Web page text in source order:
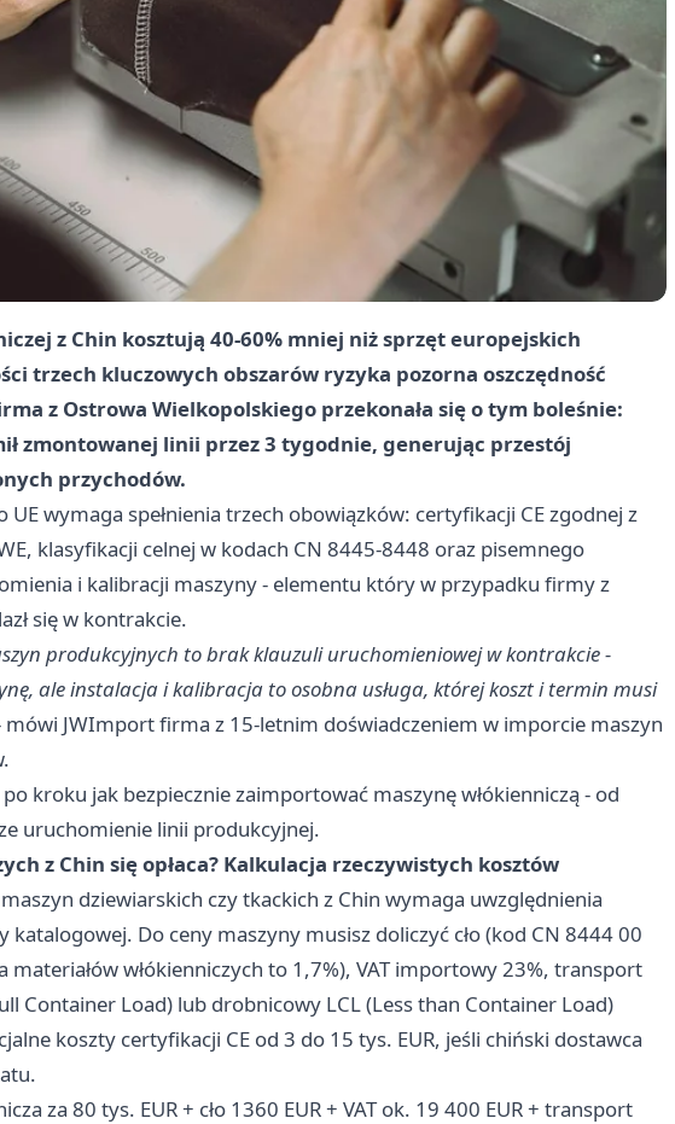
z Chin kosztują 40-60% mniej niż sprzęt europejskich
trzech kluczowych obszarów ryzyka pozorna oszczędność
z Ostrowa Wielkopolskiego przekonała się o tym boleśnie:
zmontowanej linii przez 3 tygodnie, generując przestój
przychodów.
wymaga spełnienia trzech obowiązków: certyfikacji CE zgodnej z
klasyfikacji celnej w kodach CN 8445-8448 oraz pisemnego
i kalibracji maszyny - elementu który w przypadku firmy z
się w kontrakcie.
produkcyjnych to brak klauzuli uruchomieniowej w kontrakcie -
ale instalacja i kalibracja to osobna usługa, której koszt i termin musi
mówi JWImport firma z 15-letnim doświadczeniem w imporcie maszyn
kroku jak bezpiecznie zaimportować maszynę włókienniczą - od
uruchomienie linii produkcyjnej.
z Chin się opłaca? Kalkulacja rzeczywistych kosztów
dziewiarskich czy tkackich z Chin wymaga uwzględnienia
Do ceny maszyny musisz doliczyć cło (kod CN 8444 00
materiałów włókienniczych to 1,7%), VAT importowy 23%, transport
Container Load) lub drobnicowy LCL (Less than Container Load)
koszty certyfikacji CE od 3 do 15 tys. EUR, jeśli chiński dostawca
za 80 tys. EUR + cło 1360 EUR + VAT ok. 19 400 EUR + transport